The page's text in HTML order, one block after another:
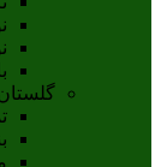
گلستان